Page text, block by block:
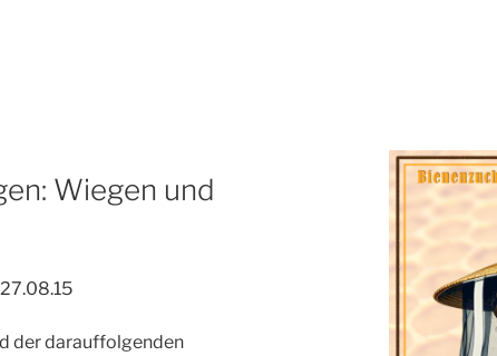
Wiegen und
der darauffolgenden